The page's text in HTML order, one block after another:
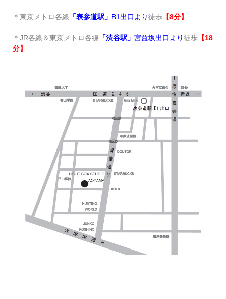
＊東京メトロ各線 「表参道駅」 B1出口より徒歩 【8分】
＊JR各線＆東京メトロ各線 「渋谷駅」宮益坂出口より徒歩 【18
分】